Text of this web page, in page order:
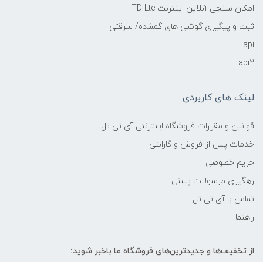
امکان سنجی آنلاین اینترنت TD-Lte
ثبت و پیگیری گوشی های گمشده/ سرقتی
api
api2
لینک های کاربردی
قوانین و مقررات فروشگاه اینترنتی آی تی تل
خدمات پس از فروش و گارانتی
حریم خصوصی
رهگیری مرسولات پستی
تماس با آی تی تل
راهنما
از تخفیف‌ها و جدیدترین‌های فروشگاه ما باخبر شوید: